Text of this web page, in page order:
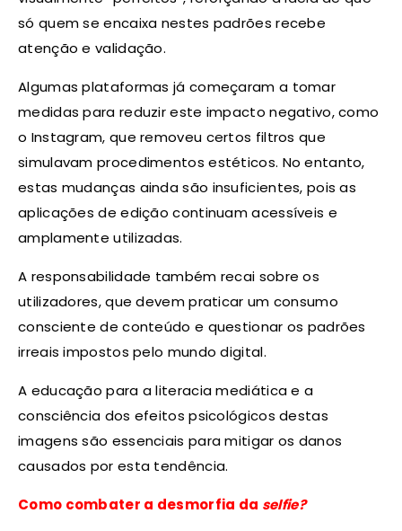
só quem se encaixa nestes padrões recebe
atenção e validação.
Algumas plataformas já começaram a tomar
medidas para reduzir este impacto negativo, como
o Instagram, que removeu certos filtros que
simulavam procedimentos estéticos. No entanto,
estas mudanças ainda são insuficientes, pois as
aplicações de edição continuam acessíveis e
amplamente utilizadas.
A responsabilidade também recai sobre os
utilizadores, que devem praticar um consumo
consciente de conteúdo e questionar os padrões
irreais impostos pelo mundo digital.
A educação para a literacia mediática e a
consciência dos efeitos psicológicos destas
imagens são essenciais para mitigar os danos
causados por esta tendência.
Como combater a desmorfia da selfie?